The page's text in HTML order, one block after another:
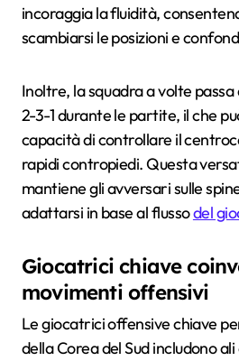
incoraggia la fluidità,
scambiarsi le posizioni e
Inoltre, la squadra a volte
2-3-1 durante le partite, il che
capacità di controllare il
rapidi contropiedi. Questa
mantiene gli avversari sulle
adattarsi in base al flussodel
Giocatrici chiave
movimenti offensivi
Le giocatrici offensive chiave
della Corea del Sud includono ali